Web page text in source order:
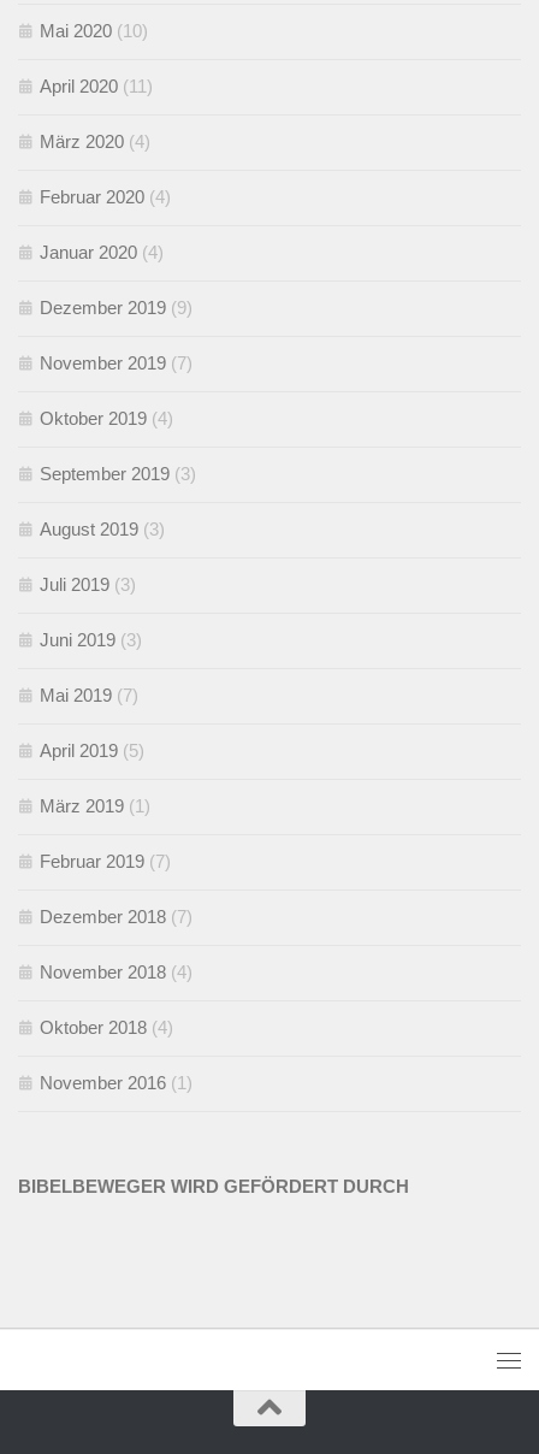
Mai 2020 (10)
April 2020 (11)
März 2020 (4)
Februar 2020 (4)
Januar 2020 (4)
Dezember 2019 (9)
November 2019 (7)
Oktober 2019 (4)
September 2019 (3)
August 2019 (3)
Juli 2019 (3)
Juni 2019 (3)
Mai 2019 (7)
April 2019 (5)
März 2019 (1)
Februar 2019 (7)
Dezember 2018 (7)
November 2018 (4)
Oktober 2018 (4)
November 2016 (1)
BIBELBEWEGER WIRD GEFÖRDERT DURCH